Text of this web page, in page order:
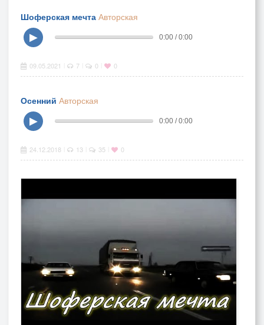
Шоферская мечта Авторская
▶
0:00 / 0:00
09.05.2021 7 0 0
Осенний Авторская
▶
0:00 / 0:00
24.12.2018 13 35 0